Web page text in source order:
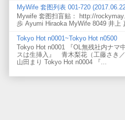
MyWife 套图列表 001-720
Mywife 套图扫盲贴： http://
歩 Ayumi Hiraoka MyWife 8049 井上
Tokyo Hot n0001~Tokyo Hot n0500
Tokyo Hot n0001 『OL無残社内ナ
スは生挿入』 青木梨花（工藤さき
山田まり Tokyo Hot n0004 『...